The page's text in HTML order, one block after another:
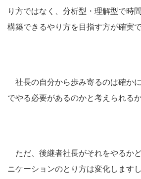
り方ではなく、分析型・理解型で時
構築できるやり方を目指す方が確実で
社長の自分から歩み寄るのは確か
でやる必要があるのかと考えられる
ただ、後継者社長がそれをやるか
ニケーションのとり方は変化します